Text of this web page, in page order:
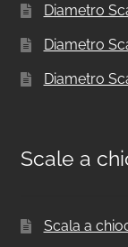
Diametro
Diametro
Diametro
Scale a
Scala a